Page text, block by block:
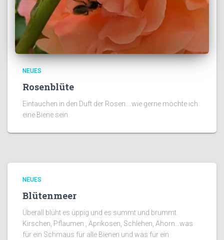
NEUES
Rosenblüte
Eintauchen in den Duft der Rosen....wie gerne möchte ich
eine Biene sein.
NEUES
Blütenmeer
Überall blüht es üppig und es summt und brummt.
Kirschen, Pflaumen , Aprikosen, Schlehen, Ahorn…was
für ein Schmaus für alle Bienen und was für ein